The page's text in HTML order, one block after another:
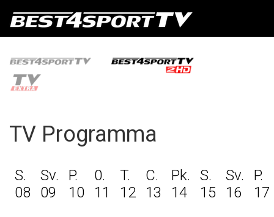
TV Programma
S.
08
Sv.
09
P.
10
0.
11
T.
12
C.
13
Pk.
14
S.
15
Sv.
16
P.
17